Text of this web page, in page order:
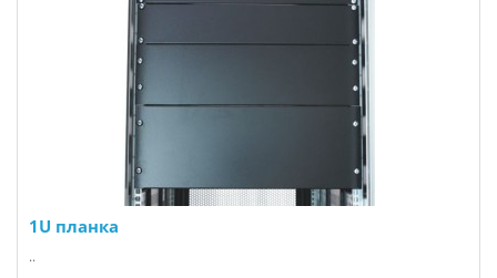
1U планка
..